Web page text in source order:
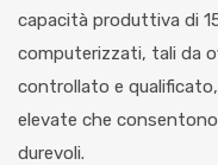
capacità produttiva di
computerizzati, tali da
controllato e
elevate che
durevoli.